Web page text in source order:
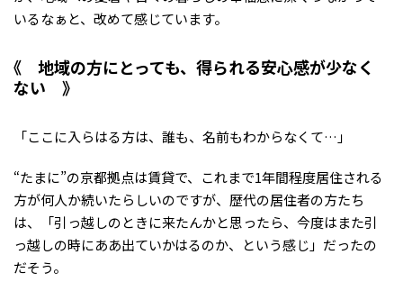
いるなぁと、改めて感じています。
地域の方にとっても、得られる安心感が少なく
ない
「ここに入らはる方は、誰も、名前もわからなくて…」
“たまに”の京都拠点は賃貸で、これまで1年間程度居住される
方が何人か続いたらしいのですが、歴代の居住者の方たち
は、「引っ越しのときに来たんかと思ったら、今度はまた引
っ越しの時にああ出ていかはるのか、という感じ」だったの
だそう。